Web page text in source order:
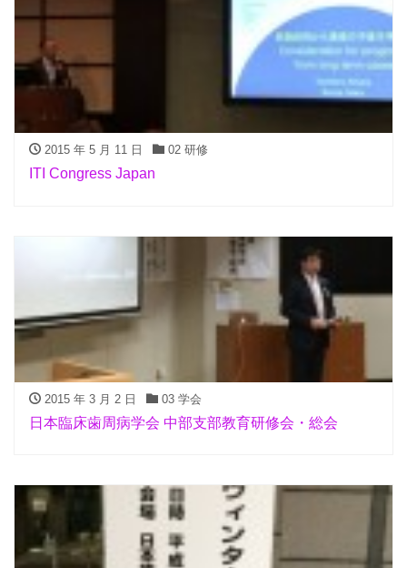
2015 年 5 月 11 日 02 研修
ITI Congress Japan
2015 年 3 月 2 日 03 学会
日本臨床歯周病学会 中部支部教育研修会・総会